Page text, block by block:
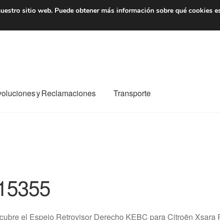
EUR De lunes a viernes
y Reclamaciones Transporte
el Espejo Retrovisor Derecho KEBC para Citroën
sitio web. Puede obtener más información sobre qué cookies